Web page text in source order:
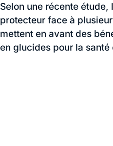
Selon une récente
protecteur face à
mettent en avant des
en glucides pour la santé